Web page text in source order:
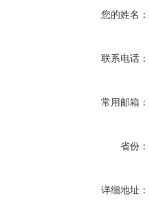
您的姓名：
联系电话：
常用邮箱：
省份：
详细地址：